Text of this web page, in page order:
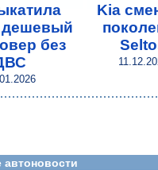
без
Kia
автоновости